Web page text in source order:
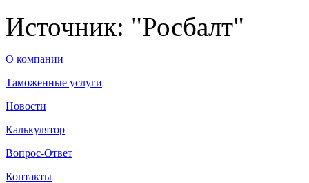
Источник: "Росбалт"
О компании
Таможенные услуги
Новости
Калькулятор
Вопрос-Ответ
Контакты